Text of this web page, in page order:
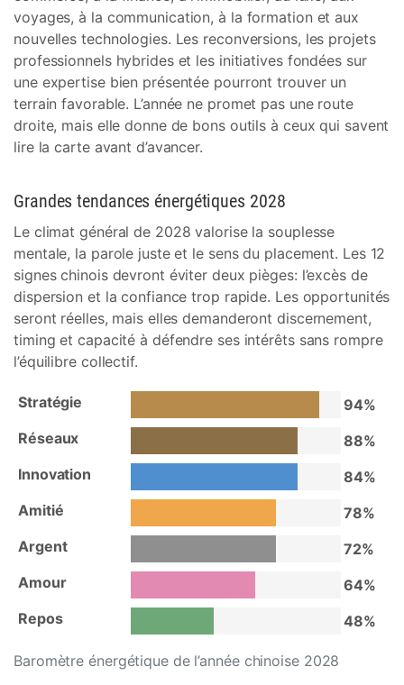
voyages, à la communication, à la formation et aux
nouvelles technologies. Les reconversions, les projets
professionnels hybrides et les initiatives fondées sur
une expertise bien présentée pourront trouver un
terrain favorable. L’année ne promet pas une route
droite, mais elle donne de bons outils à ceux qui savent
lire la carte avant d’avancer.
Grandes tendances énergétiques 2028
Le climat général de 2028 valorise la souplesse
mentale, la parole juste et le sens du placement. Les 12
signes chinois devront éviter deux pièges: l’excès de
dispersion et la confiance trop rapide. Les opportunités
seront réelles, mais elles demanderont discernement,
timing et capacité à défendre ses intérêts sans rompre
l’équilibre collectif.
Baromètre énergétique de l’année chinoise 2028
Stratégie
94%
Réseaux
88%
Innovation
84%
Amitié
78%
Argent
72%
Amour
64%
Repos
48%